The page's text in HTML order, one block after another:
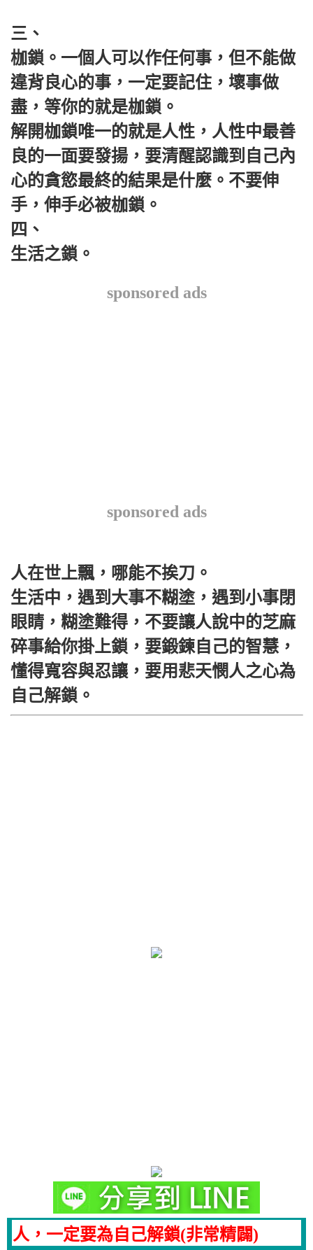
三、
枷鎖。一個人可以作任何事，但不能做
違背良心的事，一定要記住，壞事做
盡，等你的就是枷鎖。
解開枷鎖唯一的就是人性，人性中最善
良的一面要發揚，要清醒認識到自己內
心的貪慾最終的結果是什麼。不要伸
手，伸手必被枷鎖。
四、
生活之鎖。
sponsored ads
sponsored ads
人在世上飄，哪能不挨刀。
生活中，遇到大事不糊塗，遇到小事閉
眼睛，糊塗難得，不要讓人說中的芝麻
碎事給你掛上鎖，要鍛鍊自己的智慧，
懂得寬容與忍讓，要用悲天憫人之心為
自己解鎖。
人，一定要為自己解鎖(非常精闢)